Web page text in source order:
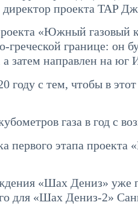
проекта TAP
«Южный газовый
границе: он
затем направлен на юг
году с тем, чтобы в
газа в год с
первого этапа
«Шах Дениз» уже
для «Шах Дениз-2»